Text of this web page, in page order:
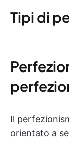
Tipi di
Il
orientato a